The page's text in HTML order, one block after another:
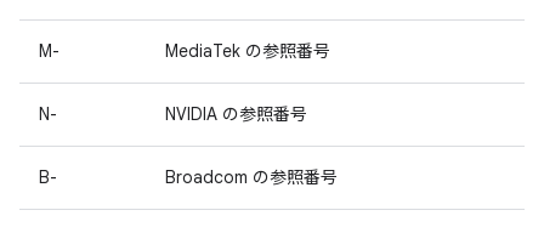
M- MediaTek の参照番号
N- NVIDIA の参照番号
B- Broadcom の参照番号